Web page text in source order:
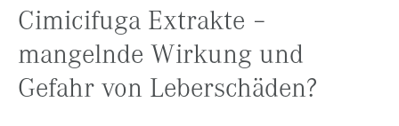
Cimicifuga Extrakte –
mangelnde Wirkung und
Gefahr von Leberschäden?